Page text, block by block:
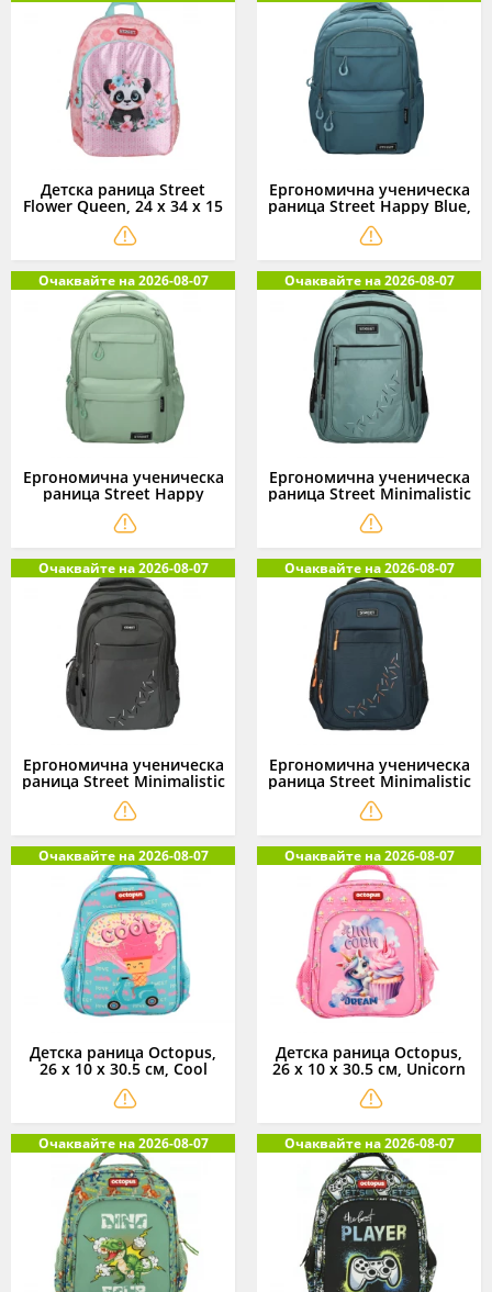
Детска раница Street
Flower Queen, 24 x 34 x 15
см
Ергономична ученическа
раница Street Happy Blue,
46 x 32 x 16 см
Очаквайте на 2026-08-07
Ергономична ученическа
раница Street Happy
Green, 46 x 32 x 16 см
Очаквайте на 2026-08-07
Ергономична ученическа
раница Street Minimalistic
Baby, 46 x 32 x 15 см
Очаквайте на 2026-08-07
Ергономична ученическа
раница Street Minimalistic
Ash, 46 x 32 x 15 см
Очаквайте на 2026-08-07
Ергономична ученическа
раница Street Minimalistic
Deep Ocean, 46 x 32 x 15
см
Очаквайте на 2026-08-07
Детска раница Octopus,
26 x 10 x 30.5 см, Cool
Очаквайте на 2026-08-07
Детска раница Octopus,
26 x 10 x 30.5 см, Unicorn
Очаквайте на 2026-08-07 Очаквайте на 2026-08-07